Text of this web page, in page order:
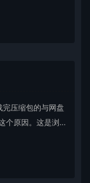
压缩包的与网盘
个原因。这是浏